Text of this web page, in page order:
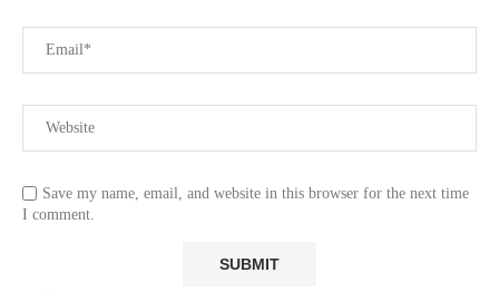
Save my name, email, and website in this browser for the next time
I comment.